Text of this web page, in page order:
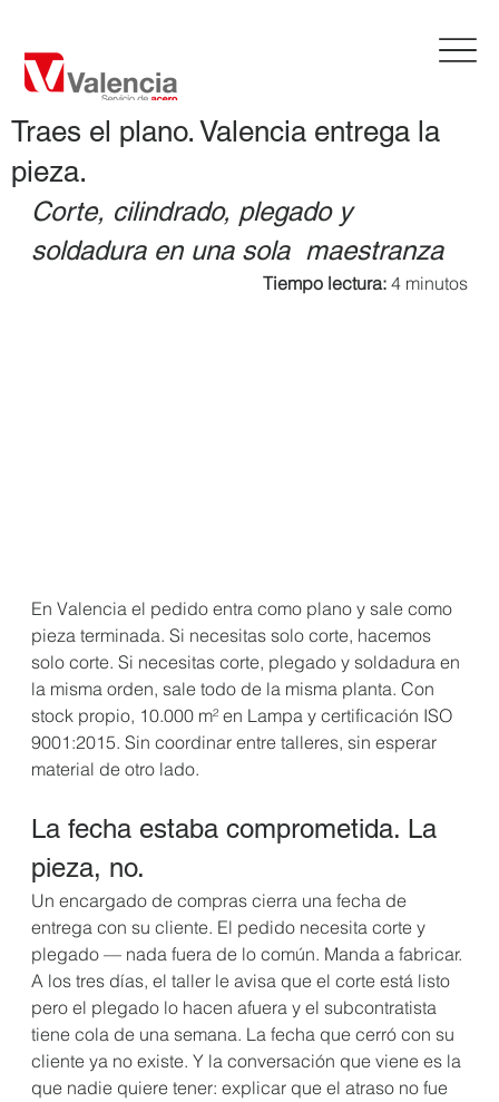
Traes el plano. Valencia entrega la
pieza.
Corte, cilindrado, plegado y
soldadura en una sola  maestranza
Tiempo lectura: 4 minutos
En Valencia el pedido entra como plano y sale como
pieza terminada. Si necesitas solo corte, hacemos
solo corte. Si necesitas corte, plegado y soldadura en
la misma orden, sale todo de la misma planta. Con
stock propio, 10.000 m² en Lampa y certificación ISO
9001:2015. Sin coordinar entre talleres, sin esperar
material de otro lado.
La fecha estaba comprometida. La
pieza, no.
Un encargado de compras cierra una fecha de
entrega con su cliente. El pedido necesita corte y
plegado — nada fuera de lo común. Manda a fabricar.
A los tres días, el taller le avisa que el corte está listo
pero el plegado lo hacen afuera y el subcontratista
tiene cola de una semana. La fecha que cerró con su
cliente ya no existe. Y la conversación que viene es la
que nadie quiere tener: explicar que el atraso no fue